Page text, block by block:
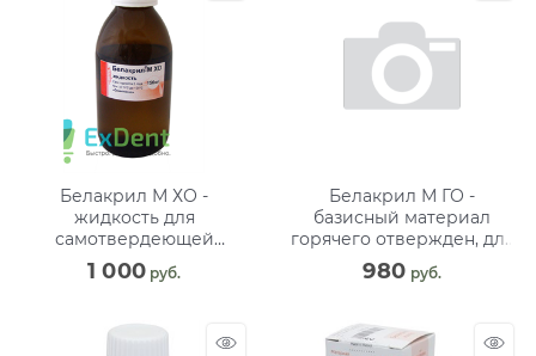
Белакрил М ХО -
жидкость для
самотвердеющей
пластмассы (150 мл)
1 000 руб.
Белакрил М ГО -
базисный материал
горячего отвержден, для
изготов базисов
съёмных,полных протезов
980 руб.